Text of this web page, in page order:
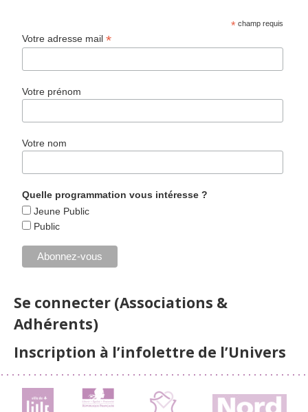
* champ requis
Votre adresse mail*
Votre prénom
Votre nom
Quelle programmation vous intéresse ?
Jeune Public
Public
Se connecter (Associations &
Adhérents)
Inscription à l’infolettre de l’Univers